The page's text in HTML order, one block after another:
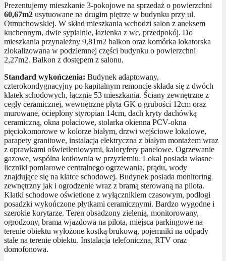
Prezentujemy mieszkanie 3-pokojowe na sprzedaż o powierzchni
60,67m2 usytuowane na drugim piętrze w budynku przy ul.
Otmuchowskiej. W skład mieszkania wchodzi salon z aneksem
kuchennym, dwie sypialnie, łazienka z wc, przedpokój. Do
mieszkania przynależny 9,81m2 balkon oraz komórka lokatorska
zlokalizowana w podziemnej części budynku o powierzchni
2,27m2. Balkon z dostępem z salonu.
Standard wykończenia: Budynek adaptowany,
czterokondygnacyjny po kapitalnym remoncie składa się z dwóch
klatek schodowych, łącznie 53 mieszkania. Ściany zewnętrzne z
cegły ceramicznej, wewnętrzne płyta GK o grubości 12cm oraz
murowane, ocieplony styropian 14cm, dach kryty dachówką
ceramiczną, okna połaciowe, stolarka okienna PCV-okna
pięciokomorowe w kolorze białym, drzwi wejściowe lokalowe,
parapety granitowe, instalacja elektryczna z białym montażem wraz
z oprawkami oświetleniowymi, kaloryfery panelowe. Ogrzewanie
gazowe, wspólna kotłownia w przyziemiu. Lokal posiada własne
liczniki pomiarowe centralnego ogrzewania, prądu, wody
znajdujące się na klatce schodowej. Budynek posiada monitoring
zewnętrzny jak i ogrodzenie wraz z bramą sterowaną na pilota.
Klatki schodowe oświetlone z wyłącznikiem czasowym, podłogi
posadzki wykończone płytkami ceramicznymi. Bardzo wygodne i
szerokie korytarze. Teren obsadzony zielenią, monitorowany,
ogrodzony, brama wjazdowa na pilota, miejsca parkingowe na
terenie obiektu wyłożone kostką brukową, pojemniki na odpady
stałe na terenie obiektu. Instalacja telefoniczna, RTV oraz
domofonowa.